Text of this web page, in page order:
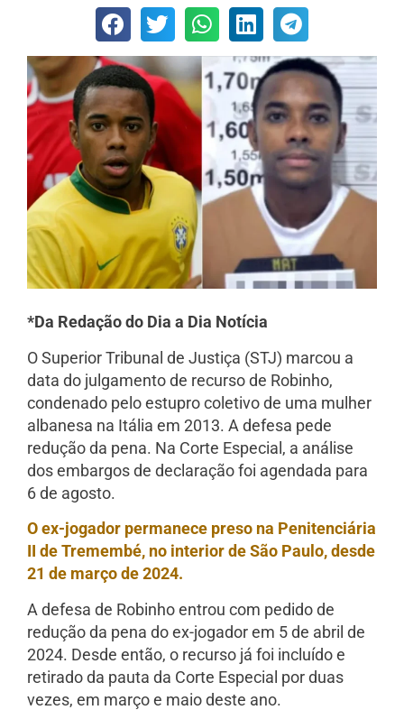
*Da Redação do Dia a Dia Notícia
O Superior Tribunal de Justiça (STJ) marcou a
data do julgamento de recurso de Robinho,
condenado pelo estupro coletivo de uma mulher
albanesa na Itália em 2013. A defesa pede
redução da pena. Na Corte Especial, a análise
dos embargos de declaração foi agendada para
6 de agosto.
O ex-jogador permanece preso na Penitenciária
II de Tremembé, no interior de São Paulo, desde
21 de março de 2024.
A defesa de Robinho entrou com pedido de
redução da pena do ex-jogador em 5 de abril de
2024. Desde então, o recurso já foi incluído e
retirado da pauta da Corte Especial por duas
vezes, em março e maio deste ano.